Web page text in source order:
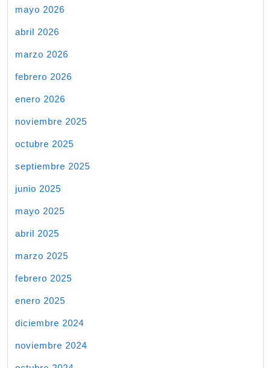
mayo 2026
abril 2026
marzo 2026
febrero 2026
enero 2026
noviembre 2025
octubre 2025
septiembre 2025
junio 2025
mayo 2025
abril 2025
marzo 2025
febrero 2025
enero 2025
diciembre 2024
noviembre 2024